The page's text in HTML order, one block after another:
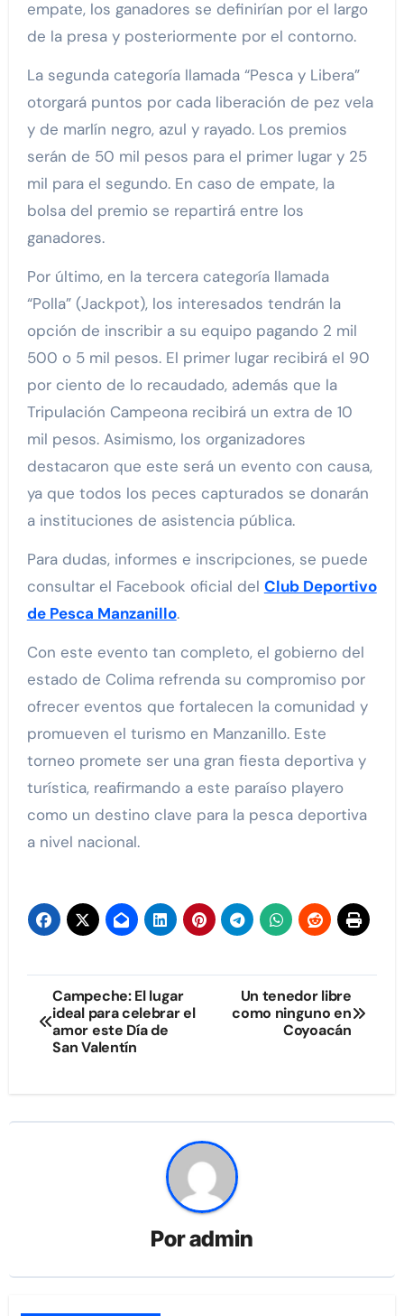
empate, los ganadores se definirían por el largo
de la presa y posteriormente por el contorno.
La segunda categoría llamada “Pesca y Libera”
otorgará puntos por cada liberación de pez vela
y de marlín negro, azul y rayado. Los premios
serán de 50 mil pesos para el primer lugar y 25
mil para el segundo. En caso de empate, la
bolsa del premio se repartirá entre los
ganadores.
Por último, en la tercera categoría llamada
“Polla” (Jackpot), los interesados tendrán la
opción de inscribir a su equipo pagando 2 mil
500 o 5 mil pesos. El primer lugar recibirá el 90
por ciento de lo recaudado, además que la
Tripulación Campeona recibirá un extra de 10
mil pesos. Asimismo, los organizadores
destacaron que este será un evento con causa,
ya que todos los peces capturados se donarán
a instituciones de asistencia pública.
Para dudas, informes e inscripciones, se puede
consultar el Facebook oficial del Club Deportivo
de Pesca Manzanillo.
Con este evento tan completo, el gobierno del
estado de Colima refrenda su compromiso por
ofrecer eventos que fortalecen la comunidad y
promueven el turismo en Manzanillo. Este
torneo promete ser una gran fiesta deportiva y
turística, reafirmando a este paraíso playero
como un destino clave para la pesca deportiva
a nivel nacional.
Navegación
de
Campeche: El lugar
ideal para celebrar el
amor este Día de
San Valentín
Un tenedor libre
como ninguno en
Coyoacán
Poradmin